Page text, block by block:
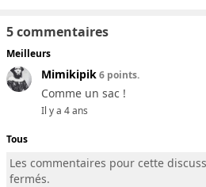
5 commentaires
Meilleurs
Mimikipik6 points.
Comme un sac !
Il y a 4 ans
Tous
Les commentaires pour cette
fermés.